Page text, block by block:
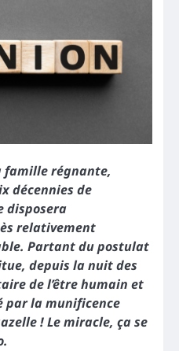
famille régnante,
décennies de
disposera
relativement
Partant du postulat
depuis la nuit des
de l’être humain et
par la munificence
! Le miracle, ça se